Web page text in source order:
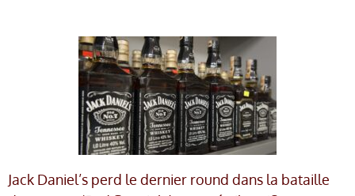
Jack Daniel’s perd le dernier round dans la bataille